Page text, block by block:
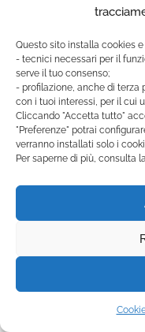
Questo sito installa cookies
- tecnici necessari per il
serve il tuo consenso;
- profilazione, anche di terza
con i tuoi interessi, per il cui
Cliccando "Accetta tutto"
"Preferenze" potrai
verranno installati solo i
Per saperne di più, consulta
per
29
02